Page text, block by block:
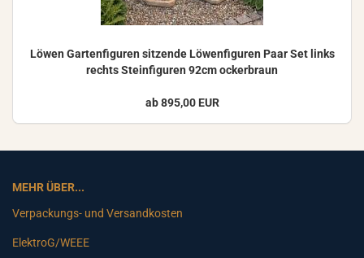
Löwen Gar­ten­fi­gu­ren sit­zen­de Lö­wen­fi­gu­ren Paar Set links
rechts Stein­fi­gu­ren 92cm ocker­braun
ab 895,00 EUR
MEHR ÜBER...
Verpackungs- und Versandkosten
ElektroG/WEEE